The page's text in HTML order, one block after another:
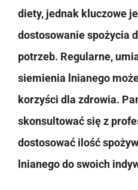
diety, jednak kluczowe
dostosowanie spożycia
potrzeb. Regularne,
siemienia lnianego
korzyści dla zdrowia.
skonsultować się z
dostosować ilość
lnianego do swoich